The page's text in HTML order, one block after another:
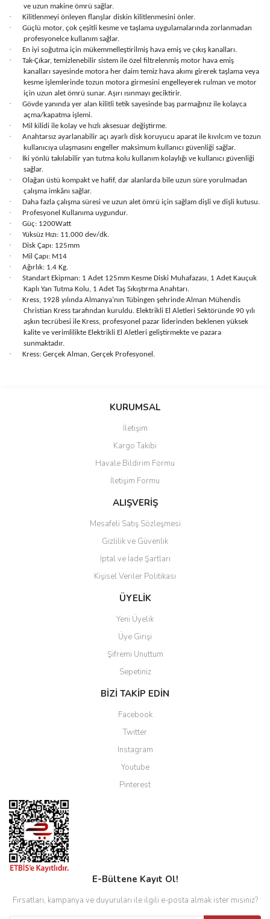
ve uzun makine ömrü sağlar.
· Kilitlenmeyi önleyen flanşlar diskin kilitlenmesini önler.
·
Güçlü motor, çok çeşitli kesme ve taşlama uygulamalarında zorlanmadan
profesyonelce kullanım sağlar.
· En iyi soğutma için mükemmelleştirilmiş hava emiş ve çıkış kanalları.
·
Tak-Çıkar, temizlenebilir sistem ile özel filtrelenmiş motor hava emiş
kanalları sayesinde motora her daim temiz hava akımı girerek taşlama veya
kesme işlemlerinde tozun motora girmesini engelleyerek rulman ve motor
için uzun alet ömrü sunar. Aşırı ısınmayı geciktirir.
·
Gövde yanında yer alan kilitli tetik sayesinde baş parmağınız ile kolayca
açma/kapatma işlemi.
· Mil kilidi ile kolay ve hızlı aksesuar değiştirme.
·
Anahtarsız ayarlanabilir açı ayarlı disk koruyucu aparat ile kıvılcım ve tozun
kullanıcıya ulaşmasını engeller maksimum kullanıcı güvenliği sağlar.
·
İki yönlü takılabilir yan tutma kolu kullanım kolaylığı ve kullanıcı güvenliği
sağlar.
·
Olağan üstü kompakt ve hafif, dar alanlarda bile uzun süre yorulmadan
çalışma imkânı sağlar.
· Daha fazla çalışma süresi ve uzun alet ömrü için sağlam dişli ve dişli kutusu.
· Profesyonel Kullanıma uygundur.
· Güç: 1200Watt
· Yüksüz Hızı: 11.000 dev/dk.
· Disk Çapı: 125mm
· Mil Çapı: M14
· Ağırlık: 1.4 Kg.
·
Standart Ekipman: 1 Adet 125mm Kesme Diski Muhafazası, 1 Adet Kauçuk
Kaplı Yan Tutma Kolu, 1 Adet Taş Sıkıştırma Anahtarı.
·
Kress, 1928 yılında Almanya’nın Tübingen şehrinde Alman Mühendis
Christian Kress tarafından kuruldu. Elektrikli El Aletleri Sektöründe 90 yılı
aşkın tecrübesi ile Kress, profesyonel pazar liderinden beklenen yüksek
kalite ve verimlilikte Elektrikli El Aletleri geliştirmekte ve pazara
sunmaktadır.
· Kress: Gerçek Alman, Gerçek Profesyonel.
Bu ürüne ilk yorumu siz yapın!
Ürün resmi kalitesiz, bozuk veya görüntülenemiyor.
Ürün açıklamasında eksik bilgiler bulunuyor.
Ürün bilgilerinde hatalar bulunuyor.
Ürün fiyatı diğer sitelerden daha pahalı.
Gönder
KURUMSAL
İletişim
Kargo Takibi
Havale Bildirim Formu
İletişim Formu
ALIŞVERİŞ
Mesafeli Satış Sözleşmesi
Gizlilik ve Güvenlik
İptal ve İade Şartları
Kişisel Veriler Politikası
ÜYELİK
Yeni Üyelik
Üye Girişi
Şifremi Unuttum
Sepetiniz
BİZİ TAKİP EDİN
Facebook
Twitter
Instagram
Youtube
Pinterest
E-Bültene Kayıt Ol!
Fırsatları, kampanya ve duyuruları ile ilgili e-posta almak ister misiniz?